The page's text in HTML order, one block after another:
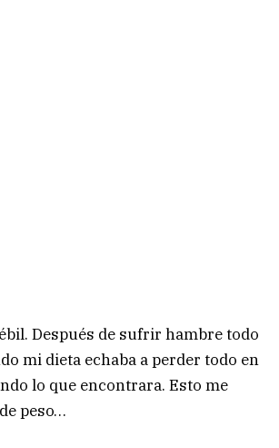
Después de sufrir hambre todo
mi dieta echaba a perder todo en
lo que encontrara. Esto me
peso…